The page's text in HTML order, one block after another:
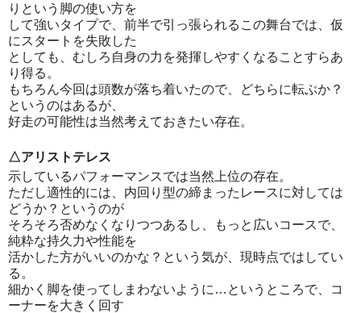
りという脚の使い方を
して強いタイプで、前半で引っ張られるこの舞台では、仮
にスタートを失敗した
としても、むしろ自身の力を発揮しやすくなることすらあ
り得る。
もちろん今回は頭数が落ち着いたので、どちらに転ぶか？
というのはあるが、
好走の可能性は当然考えておきたい存在。
△アリストテレス
示しているパフォーマンスでは当然上位の存在。
ただし適性的には、内回り型の締まったレースに対しては
どうか？というのが
そろそろ否めなくなりつつあるし、もっと広いコースで、
純粋な持久力や性能を
活かした方がいいのかな？という気が、現時点ではしてい
る。
細かく脚を使ってしまわないように…というところで、コ
ーナーを大きく回す